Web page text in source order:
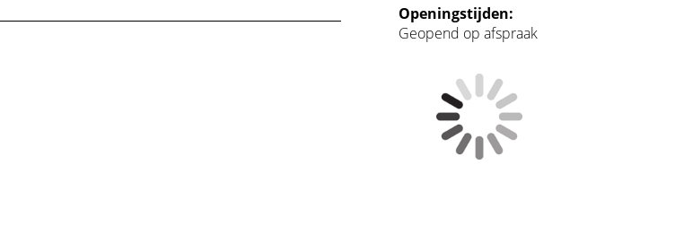
Openingstijden:
Geopend op afspraak